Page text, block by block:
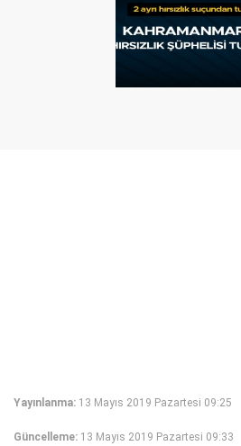
Yayınlanma: 13 Mayıs 2019 Pazartesi 09:25
Güncelleme: 13 Mayıs 2019 Pazartesi 09:33